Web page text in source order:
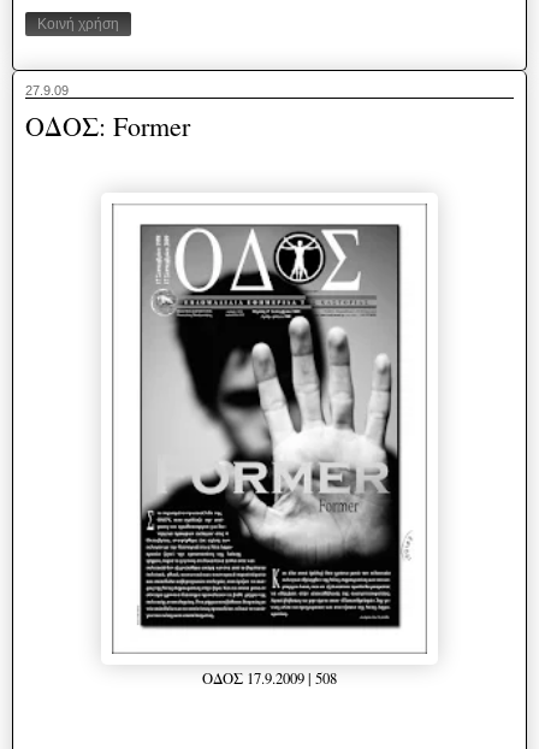
Κοινή χρήση
27.9.09
ΟΔΟΣ: Former
ΟΔΟΣ 17.9.2009 | 508